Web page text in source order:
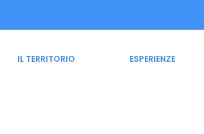
IL TERRITORIO ESPERIENZE